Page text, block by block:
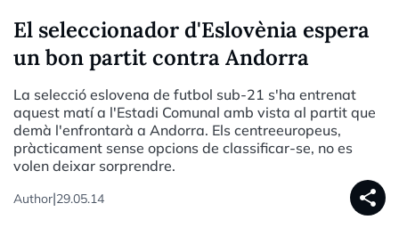
El seleccionador d'Eslovènia espera
un bon partit contra Andorra
La selecció eslovena de futbol sub-21 s'ha entrenat
aquest matí a l'Estadi Comunal amb vista al partit que
demà l'enfrontarà a Andorra. Els centreeuropeus,
pràcticament sense opcions de classificar-se, no es
volen deixar sorprendre.
Author|29.05.14 share